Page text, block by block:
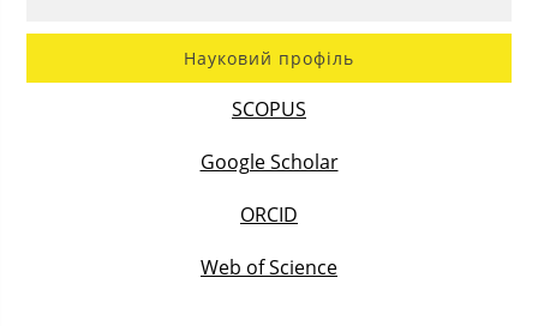
Науковий профіль
SCOPUS
Google Scholar
ORCID
Web of Science